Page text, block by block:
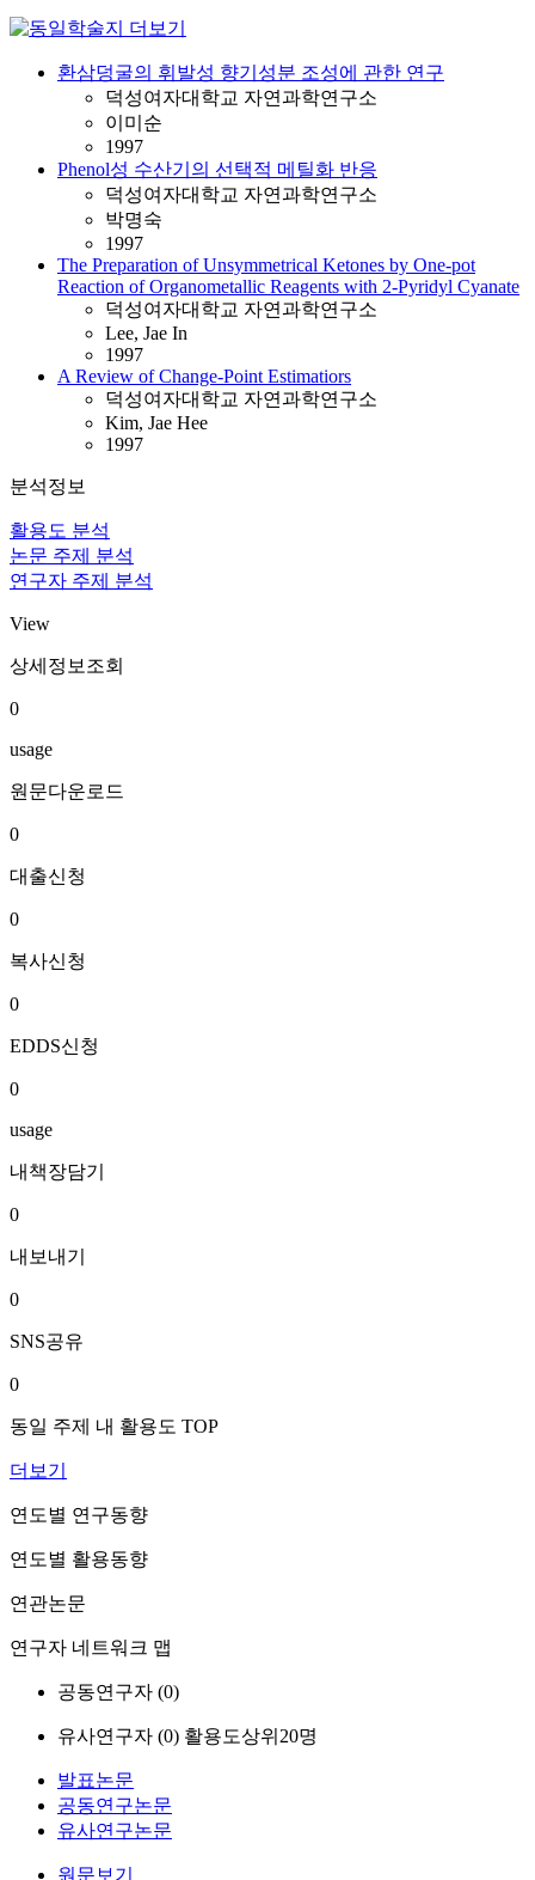
환삼덩굴의 휘발성 향기성분 조성에 관한 연구
덕성여자대학교 자연과학연구소
이미순
1997
Phenol성 수산기의 선택적 메틸화 반응
덕성여자대학교 자연과학연구소
박명숙
1997
The Preparation of Unsymmetrical Ketones by One-pot
Reaction of Organometallic Reagents with 2-Pyridyl Cyanate
덕성여자대학교 자연과학연구소
Lee, Jae In
1997
A Review of Change-Point Estimatiors
덕성여자대학교 자연과학연구소
Kim, Jae Hee
1997
분석정보
활용도 분석
논문 주제 분석
연구자 주제 분석
View
상세정보조회
0
usage
원문다운로드
0
대출신청
0
복사신청
0
EDDS신청
0
usage
내책장담기
0
내보내기
0
SNS공유
0
동일 주제 내 활용도 TOP
더보기
연도별 연구동향
연도별 활용동향
연관논문
연구자 네트워크 맵
공동연구자 (0)
유사연구자 (0) 활용도상위20명
발표논문
공동연구논문
유사연구논문
원문보기